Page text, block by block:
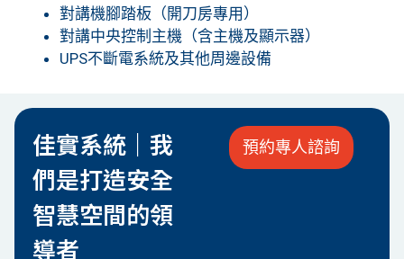
對講機腳踏板（開刀房專用）
對講中央控制主機（含主機及顯示器）
UPS不斷電系統及其他周邊設備
佳實系統｜我
們是打造安全
智慧空間的領
導者
預約專人諮詢